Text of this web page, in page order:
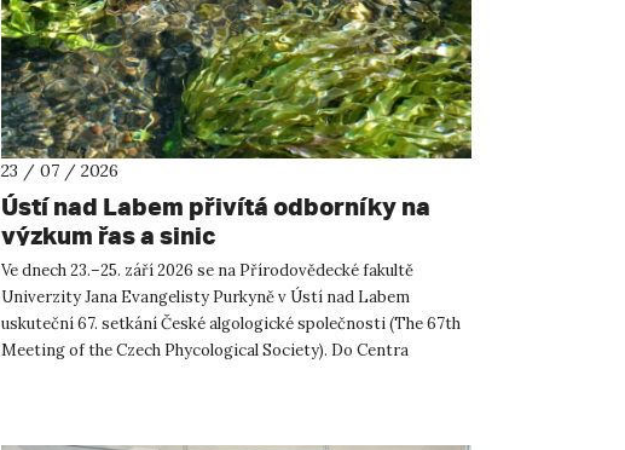
23 / 07 / 2026
Ústí nad Labem přivítá odborníky na
výzkum řas a sinic
Ve dnech 23.–25. září 2026 se na Přírodovědecké fakultě
Univerzity Jana Evangelisty Purkyně v Ústí nad Labem
uskuteční 67. setkání České algologické společnosti (The 67th
Meeting of the Czech Phycological Society). Do Centra